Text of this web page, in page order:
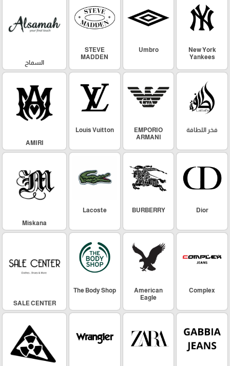
New York
Yankees
Umbro
STEVE
MADDEN
السماح
فخر اللطافة
EMPORIO
ARMANI
Louis Vuitton
AMIRI
Dior
BURBERRY
Lacoste
Miskana
Complex
American
Eagle
The Body Shop
SALE CENTER